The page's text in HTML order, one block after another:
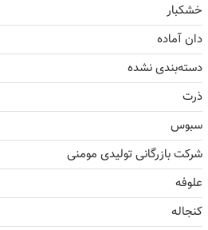
خشکبار
دان آماده
دسته‌بندی نشده
ذرت
سبوس
شرکت بازرگانی تولیدی مومنی
علوفه
کنجاله